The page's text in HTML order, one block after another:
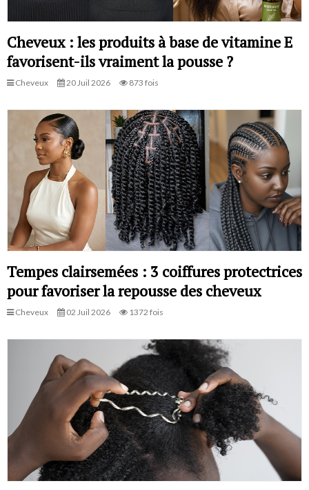
Cheveux : les produits à base de vitamine E
favorisent-ils vraiment la pousse ?
Cheveux 20 Juil 2026 873 fois
Tempes clairsemées : 3 coiffures protectrices
pour favoriser la repousse des cheveux
Cheveux 02 Juil 2026 1372 fois